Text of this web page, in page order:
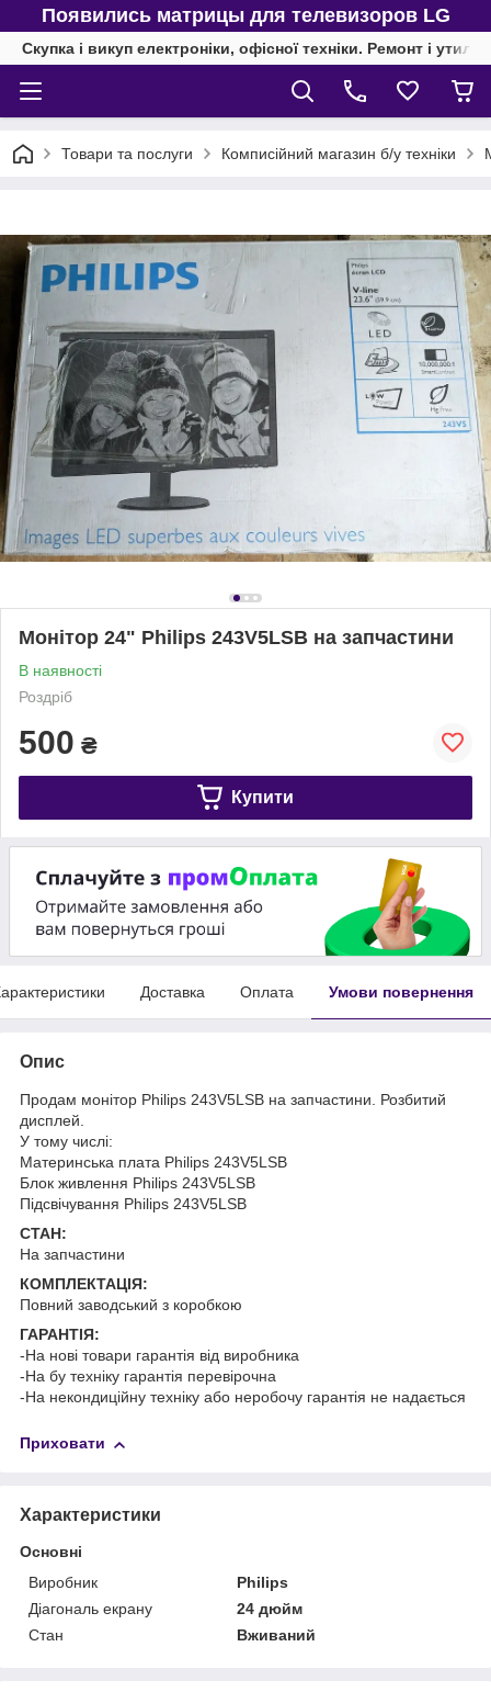
Появились матрицы для телевизоров LG
Скупка і викуп електроніки, офісної техніки. Ремонт і
Товари та послуги Комписійний магазин б/у техніки
Монітор 24" Philips 243V5LSB на запчастини
В наявності
Роздріб
500 ₴
Купити
Доставка Оплата Умови повернення
Опис
Продам монітор Philips 243V5LSB на запчастини. Розбитий
дисплей.
У тому числі:
Материнська плата Philips 243V5LSB
Блок живлення Philips 243V5LSB
Підсвічування Philips 243V5LSB
СТАН:
На запчастини
КОМПЛЕКТАЦІЯ:
Повний заводський з коробкою
ГАРАНТІЯ:
-На нові товари гарантія від виробника
-На бу техніку гарантія перевірочна
-На некондиційну техніку або неробочу гарантія не надається
Приховати
Характеристики
Основні
Виробник
Philips
Діагональ екрану
24 дюйм
Стан
Вживаний